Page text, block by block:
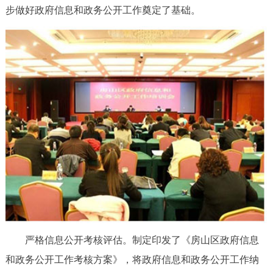
步做好政府信息和政务公开工作奠定了基础。
严格信息公开考核评估。制定印发了《房山区政府信息
和政务公开工作考核方案》，将政府信息和政务公开工作纳